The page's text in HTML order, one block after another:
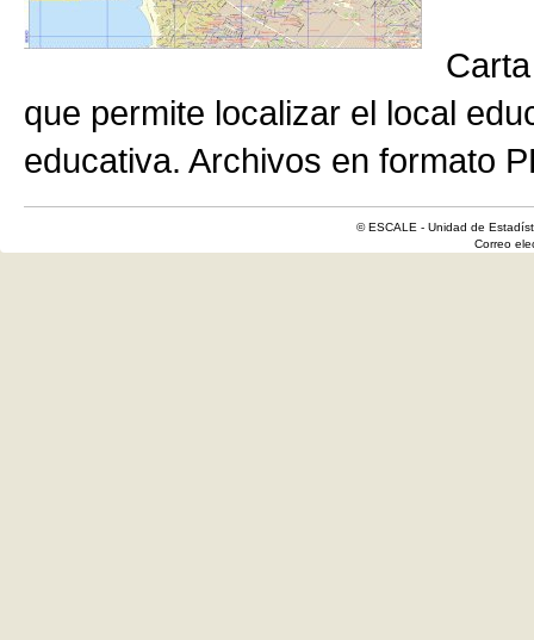
que permite localizar el local
educativa. Archivos en formato
© ESCALE - Unidad de
Correo